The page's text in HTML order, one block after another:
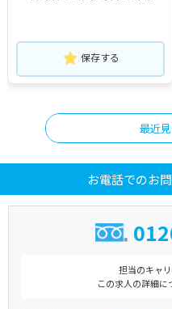
保存する
最近
お電話でのお
担当のキャ
この求人の詳細